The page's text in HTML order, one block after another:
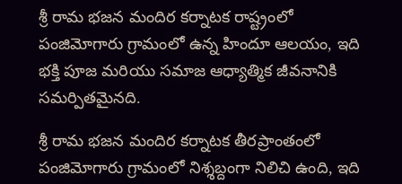
శ్రీ రామ భజన మందిర కర్నాటక రాష్ట్రంలో
పంజిమోగారు గ్రామంలో ఉన్న హిందూ ఆలయం, ఇది
భక్తి పూజ మరియు సమాజ ఆధ్యాత్మిక జీవనానికి
సమర్పితమైనది.
శ్రీ రామ భజన మందిర కర్నాటక తీరప్రాంతంలో
పంజిమోగారు గ్రామంలో నిశ్శబ్దంగా నిలిచి ఉంది, ఇది